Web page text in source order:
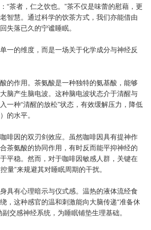
“茶者，仁之饮也。”茶不仅是味蕾的慰藉，更
智慧。通过科学的饮茶方式，我们亦能借由
失落已久的宁谧睡眠。
一的维度，而是一场关于化学成分与神经反
的作用。茶氨酸是一种独特的氨基酸，能够
脑产生脑电波。这种脑电波状态介于清醒与
一种“清醒的放松”状态，有效缓解压力，降低
的水平。
啡因的双刃剑效应。虽然咖啡因具有提神作
茶氨酸的协同作用，有时反而能平抑神经的
平稳。然而，对于咖啡因敏感人群，关键在
量”来规避其对睡眠周期的干扰。
具有心理暗示与仪式感。温热的液体流经食
，这种感官的温和刺激能向大脑传递“准备休
交感神经系统，为睡眠铺垫生理基础。